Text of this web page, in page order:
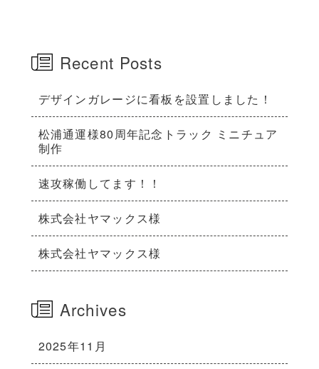
Recent Posts
デザインガレージに看板を設置しました！
松浦通運様80周年記念トラック ミニチュア
制作
速攻稼働してます！！
株式会社ヤマックス様
株式会社ヤマックス様
Archives
2025年11月